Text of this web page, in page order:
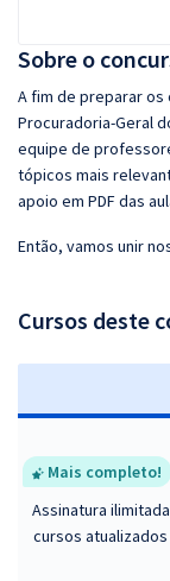
Sobre o
A fim de preparar os
Procuradoria-Geral
equipe de
tópicos mais
apoio em PDF das
Então, vamos unir
Cursos deste
Mais completo!
Assinatura
cursos